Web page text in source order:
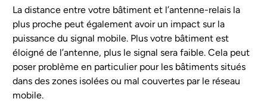
La distance entre votre bâtiment et l’antenne-relais la
plus proche peut également avoir un impact sur la
puissance du signal mobile. Plus votre bâtiment est
éloigné de l’antenne, plus le signal sera faible. Cela peut
poser problème en particulier pour les bâtiments situés
dans des zones isolées ou mal couvertes par le réseau
mobile.